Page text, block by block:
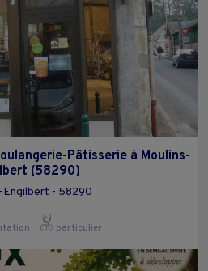
Pâtisserie à Moulins-
(58290)
Engilbert - 58290
particulier